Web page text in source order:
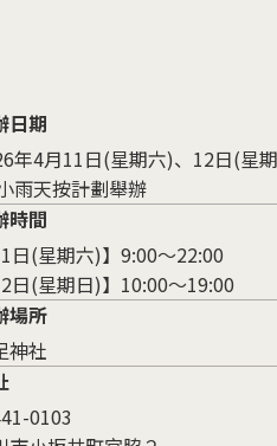
日期
年4月11日(星期六)、12日(星
雨天按計劃舉辦
時間
日(星期六)】9:00～22:00
日(星期日)】10:00～19:00
場所
神社
0103